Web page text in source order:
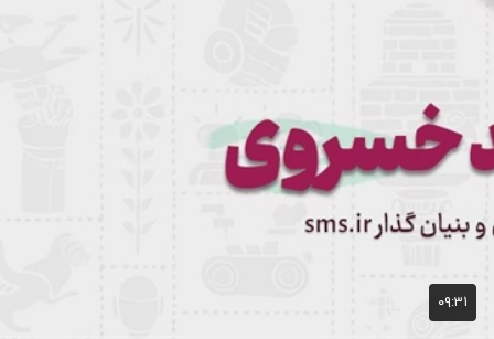
۰۹:۳۱